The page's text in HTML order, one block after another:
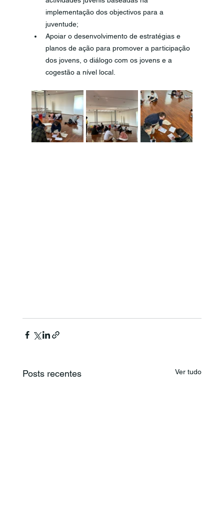
implementação dos objectivos para a
juventude;
Apoiar o desenvolvimento de estratégias e
planos de ação para promover a participação
dos jovens, o diálogo com os jovens e a
cogestão a nível local.
Posts recentes Ver tudo